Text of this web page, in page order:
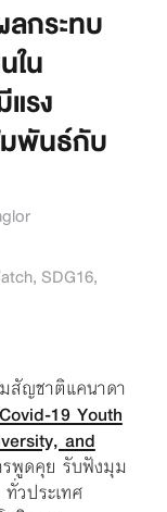
กระทบ
ใน
รง
มพันธ์กับ
, SDG16,
สัญชาติแคนาดา
19 Youth
and
พูดคุย รับฟังมุม
วประเทศ